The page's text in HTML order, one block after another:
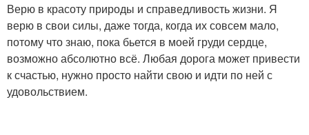
Верю в красоту природы и справедливость жизни. Я
верю в свои силы, даже тогда, когда их совсем мало,
потому что знаю, пока бьется в моей груди сердце,
возможно абсолютно всё. Любая дорога может привести
к счастью, нужно просто найти свою и идти по ней с
удовольствием.